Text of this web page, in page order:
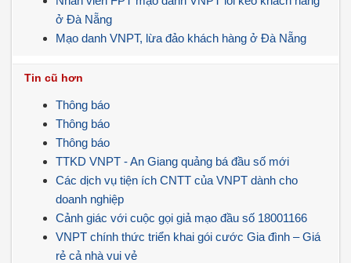
ở Đà Nẵng
Mạo danh VNPT, lừa đảo khách hàng ở Đà Nẵng
Tin cũ hơn
Thông báo
Thông báo
Thông báo
TTKD VNPT - An Giang quảng bá đầu số mới
Các dịch vụ tiện ích CNTT của VNPT dành cho
doanh nghiệp
Cảnh giác với cuộc gọi giả mạo đầu số 18001166
VNPT chính thức triển khai gói cước Gia đình – Giá
rẻ cả nhà vui vẻ